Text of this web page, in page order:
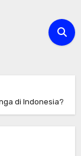
di Indonesia?